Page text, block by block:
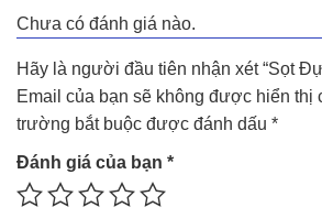
Chưa có đánh giá nào.
Hãy là người đầu tiên nhận xét “Sọt
Email của bạn sẽ không được hiển thị
trường bắt buộc được đánh dấu *
Đánh giá của bạn *